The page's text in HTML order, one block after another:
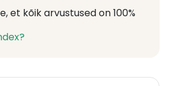
et kõik arvustused on 100%